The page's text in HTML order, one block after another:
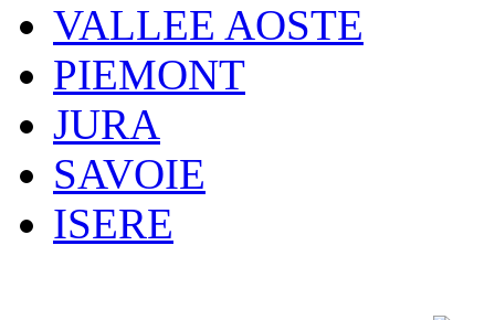
VALLEE AOSTE
PIEMONT
JURA
SAVOIE
ISERE